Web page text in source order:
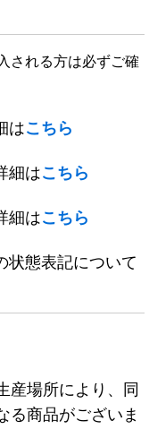
される方は必ずご確
はこちら
細はこちら
細はこちら
状態表記について
産場所により、同
る商品がございま